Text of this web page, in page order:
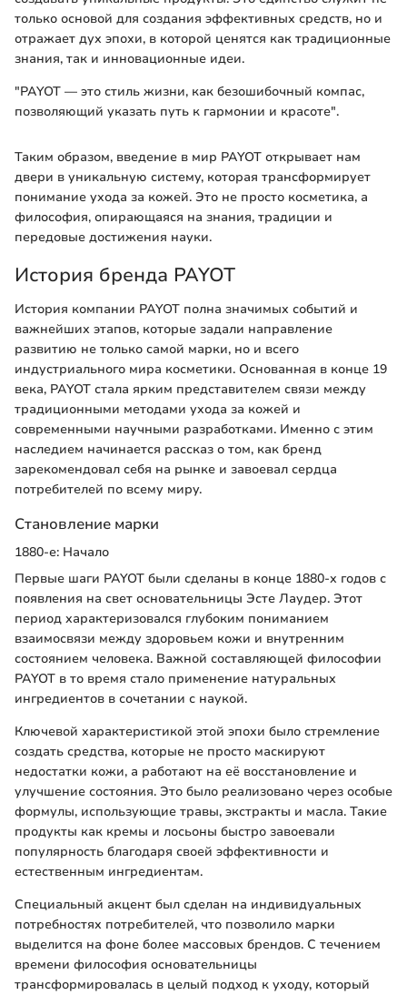
только основой для создания эффективных средств, но и
отражает дух эпохи, в которой ценятся как традиционные
знания, так и инновационные идеи.
"PAYOT — это стиль жизни, как безошибочный компас,
позволяющий указать путь к гармонии и красоте".
Таким образом, введение в мир PAYOT открывает нам
двери в уникальную систему, которая трансформирует
понимание ухода за кожей. Это не просто косметика, а
философия, опирающаяся на знания, традиции и
передовые достижения науки.
История бренда PAYOT
История компании PAYOT полна значимых событий и
важнейших этапов, которые задали направление
развитию не только самой марки, но и всего
индустриального мира косметики. Основанная в конце 19
века, PAYOT стала ярким представителем связи между
традиционными методами ухода за кожей и
современными научными разработками. Именно с этим
наследием начинается рассказ о том, как бренд
зарекомендовал себя на рынке и завоевал сердца
потребителей по всему миру.
Становление марки
1880-е: Начало
Первые шаги PAYOT были сделаны в конце 1880-х годов с
появления на свет основательницы Эсте Лаудер. Этот
период характеризовался глубоким пониманием
взаимосвязи между здоровьем кожи и внутренним
состоянием человека. Важной составляющей философии
PAYOT в то время стало применение натуральных
ингредиентов в сочетании с наукой.
Ключевой характеристикой этой эпохи было стремление
создать средства, которые не просто маскируют
недостатки кожи, а работают на её восстановление и
улучшение состояния. Это было реализовано через особые
формулы, использующие травы, экстракты и масла. Такие
продукты как кремы и лосьоны быстро завоевали
популярность благодаря своей эффективности и
естественным ингредиентам.
Специальный акцент был сделан на индивидуальных
потребностях потребителей, что позволило марки
выделится на фоне более массовых брендов. С течением
времени философия основательницы
трансформировалась в целый подход к уходу, который